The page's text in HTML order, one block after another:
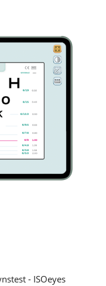
- ISOeyes